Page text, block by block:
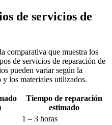
de servicios de
comparativa que muestra los
de servicios de reparación de
pueden variar según la
los materiales utilizados.
Tiempo de reparación
estimado
1 – 3 horas